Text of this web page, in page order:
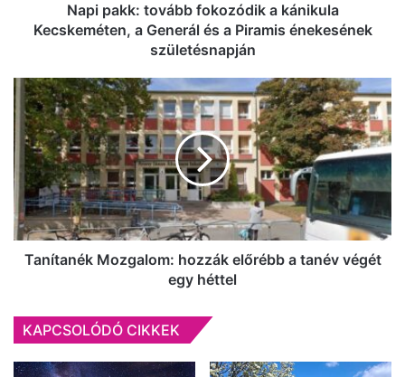
születésnapján
Napi pakk: tovább fokozódik a kánikula
Kecskeméten, a Generál és a Piramis énekesének
születésnapján
Tanítanék
Mozgalom:
hozzák
előrébb
tanév
végét
egy
héttel
Tanítanék Mozgalom: hozzák előrébb a tanév végét
egy héttel
KAPCSOLÓDÓ CIKKEK